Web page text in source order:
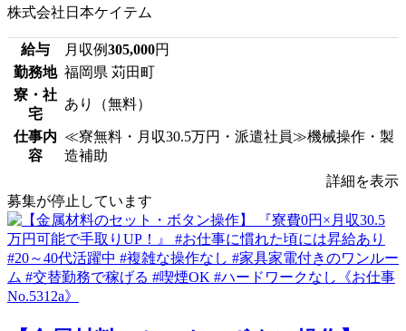
株式会社日本ケイテム
給与 月収例305,000円
勤務地 福岡県 苅田町
寮・社
宅
あり（無料）
仕事内
容
≪寮無料・月収30.5万円・派遣社員≫機械操作・製
造補助
詳細を表示
募集が停止しています